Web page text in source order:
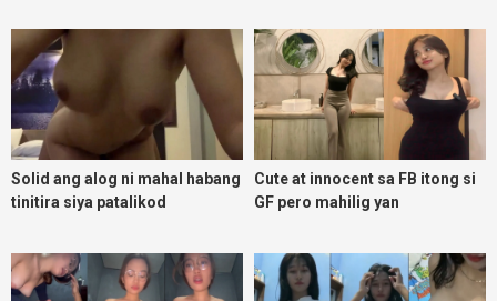
Solid ang alog ni mahal habang
tinitira siya patalikod
Cute at innocent sa FB itong si
GF pero mahilig yan